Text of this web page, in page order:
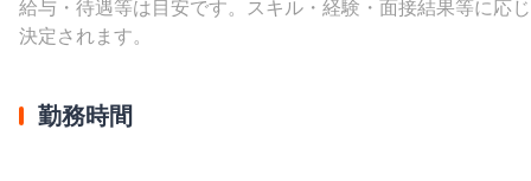
給与・待遇等は目安です。スキル・経験・面接結果等に応
決定されます。
勤務時間